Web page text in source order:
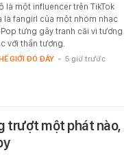
là một influencer trên TikTok
là fangirl của một nhóm nhạc
Pop từng gây tranh cãi vì tương
với thần tượng.
GIỚI ĐÓ ĐÂY - 5 giờ trước
trượt một phát nào,